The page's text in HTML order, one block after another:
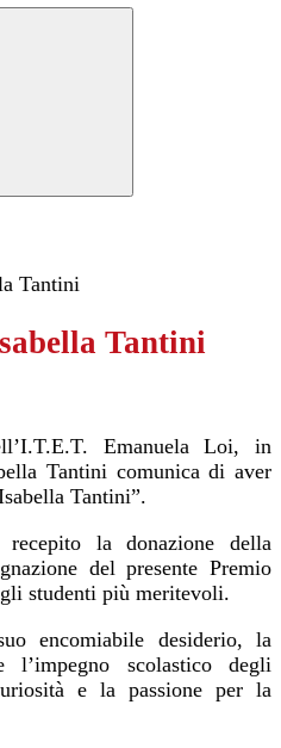
Tantini
Tantini
Emanuela Loi, in
Tantini comunica di aver
Tantini”.
la donazione della
del presente Premio
studenti più meritevoli.
encomiabile desiderio, la
l’impegno scolastico degli
e la passione per la